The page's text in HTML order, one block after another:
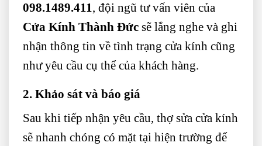
098.1489.411, đội ngũ tư vấn viên của
Cửa Kính Thành Đức sẽ lắng nghe và ghi
nhận thông tin về tình trạng cửa kính cũng
như yêu cầu cụ thể của khách hàng.
2. Khảo sát và báo giá
Sau khi tiếp nhận yêu cầu, thợ sửa cửa kính
sẽ nhanh chóng có mặt tại hiện trường để